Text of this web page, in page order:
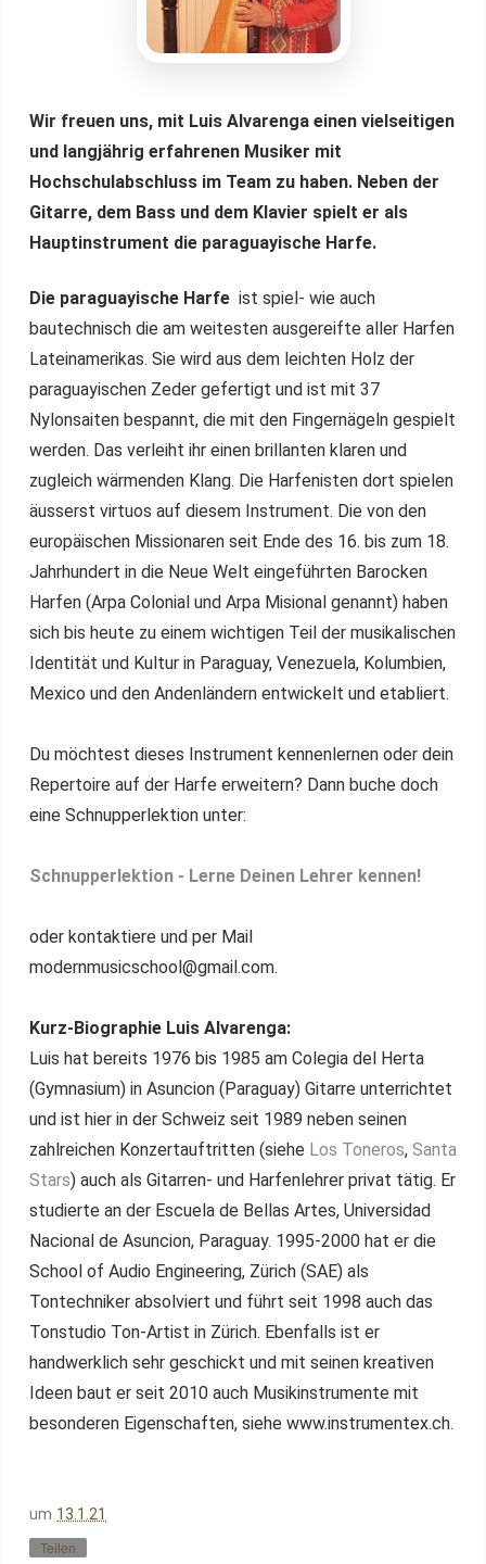
Wir freuen uns, mit Luis Alvarenga einen vielseitigen
und langjährig erfahrenen Musiker mit
Hochschulabschluss im Team zu haben. Neben der
Gitarre, dem Bass und dem Klavier spielt er als
Hauptinstrument die paraguayische Harfe.
Die paraguayische Harfe ist spiel- wie auch
bautechnisch die am weitesten ausgereifte aller Harfen
Lateinamerikas. Sie wird aus dem leichten Holz der
paraguayischen Zeder gefertigt und ist mit 37
Nylonsaiten bespannt, die mit den Fingernägeln gespielt
werden. Das verleiht ihr einen brillanten klaren und
zugleich wärmenden Klang. Die Harfenisten dort spielen
äusserst virtuos auf diesem Instrument. Die von den
europäischen Missionaren seit Ende des 16. bis zum 18.
Jahrhundert in die Neue Welt eingeführten Barocken
Harfen (Arpa Colonial und Arpa Misional genannt) haben
sich bis heute zu einem wichtigen Teil der musikalischen
Identität und Kultur in Paraguay, Venezuela, Kolumbien,
Mexico und den Andenländern entwickelt und etabliert.
Du möchtest dieses Instrument kennenlernen oder dein
Repertoire auf der Harfe erweitern? Dann buche doch
eine Schnupperlektion unter:
Schnupperlektion - Lerne Deinen Lehrer kennen!
oder kontaktiere und per Mail
modernmusicschool@gmail.com.
Kurz-Biographie Luis Alvarenga:
Luis hat bereits 1976 bis 1985 am Colegia del Herta
(Gymnasium) in Asuncion (Paraguay) Gitarre unterrichtet
und ist hier in der Schweiz seit 1989 neben seinen
zahlreichen Konzertauftritten (siehe Los Toneros, Santa
Stars) auch als Gitarren- und Harfenlehrer privat tätig. Er
studierte an der Escuela de Bellas Artes, Universidad
Nacional de Asuncion, Paraguay. 1995-2000 hat er die
School of Audio Engineering, Zürich (SAE) als
Tontechniker absolviert und führt seit 1998 auch das
Tonstudio Ton-Artist in Zürich. Ebenfalls ist er
handwerklich sehr geschickt und mit seinen kreativen
Ideen baut er seit 2010 auch Musikinstrumente mit
besonderen Eigenschaften, siehe www.instrumentex.ch.
um 13.1.21
Teilen